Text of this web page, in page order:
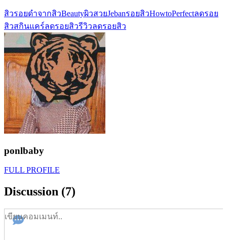
สิวรอยดำจากสิวBeautyผิวสวยJebanรอยสิวHowtoPerfectลดรอย
สิวสกินแคร์ลดรอยสิวรีวิวลดรอยสิว
ponlbaby
FULL PROFILE
Discussion (7)